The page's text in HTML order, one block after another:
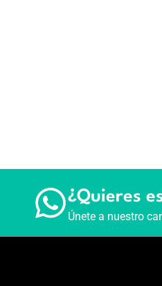
¿Quieres
Únete a nuestro